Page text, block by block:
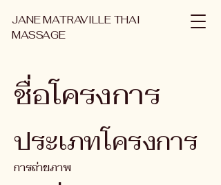
JANE MATRAVILLE THAI
MASSAGE
ชื่อโครงการ
ประเภทโครงการ
การถ่ายภาพ